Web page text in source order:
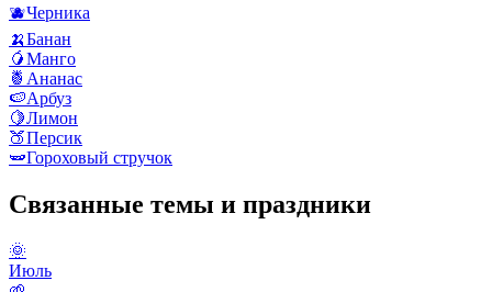
🫐Черника
🍌Банан
🥭Манго
🍍 Ананас
🍉Арбуз
🍋Лимон
🍑Персик
🫛Гороховый стручок
Связанные темы и праздники
🌞
Июль